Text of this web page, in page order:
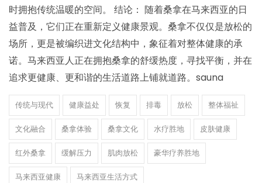
时拥抱传统温暖的空间。 结论： 随着桑拿在马来西亚的日
益普及，它们正在重新定义健康景观。桑拿不仅仅是放松的
场所，更是被编织进文化结构中，象征着对整体健康的承
诺。马来西亚人正在拥抱桑拿的舒缓热度，寻找平衡，并在
追求更健康、更和谐的生活道路上铺就道路。sauna
传统与现代 健康益处 恢复 排毒 放松 整体福祉
文化融合 桑拿体验 桑拿文化 水疗胜地 皮肤健康
红外桑拿 缓解压力 肌肉放松 豪华疗养胜地
马来西亚健康 马来西亚生活方式